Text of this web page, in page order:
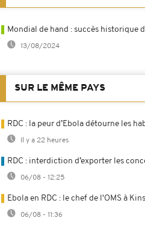
Mondial de hand : succès historique
13/08/2024
SUR LE MÊME PAYS
RDC : la peur d’Ebola détourne les
Il y a 22 heures
RDC : interdiction d’exporter les
06/08 - 12:25
Ebola en RDC : le chef de l'OMS à
06/08 - 11:36